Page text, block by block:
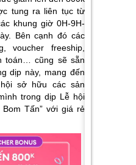
tung ra liên tục từ
khung giờ 0H-9H-
Bên cạnh đó các
voucher freeship,
toán… cũng sẽ sẵn
dịp này, mang đến
sở hữu các sản
trong dịp Lễ hội
Bom Tấn” với giá rẻ